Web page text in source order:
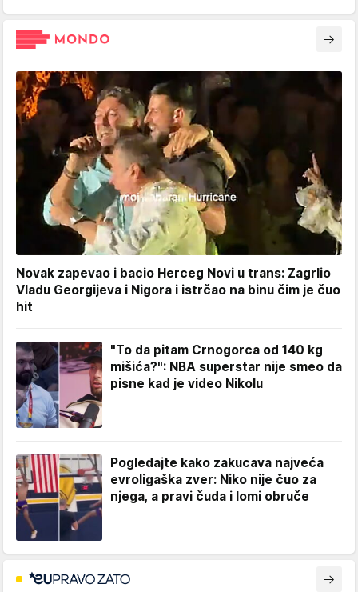
Novak zapevao i bacio Herceg Novi u trans: Zagrlio
Vladu Georgijeva i Nigora i istrčao na binu čim je čuo
hit
"To da pitam Crnogorca od 140 kg
mišića?": NBA superstar nije smeo da
pisne kad je video Nikolu
Pogledajte kako zakucava najveća
evroligaška zver: Niko nije čuo za
njega, a pravi čuda i lomi obruče